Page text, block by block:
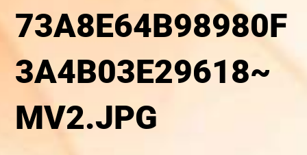
73A8E64B98980F
3A4B03E29618~
MV2.JPG